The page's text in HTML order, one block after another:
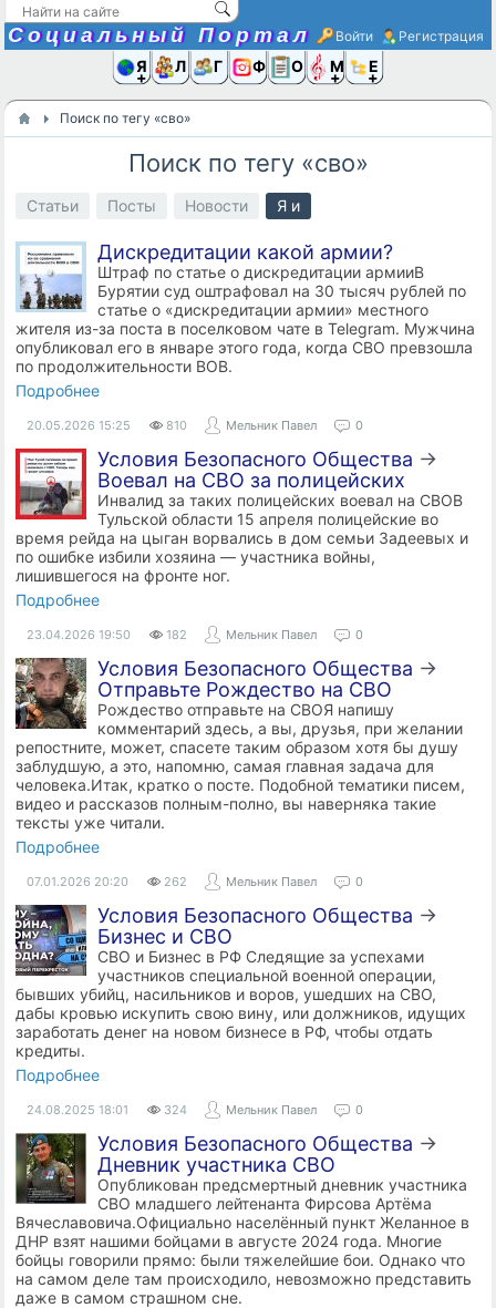
Социальный Портал Войти Регистрация
Я иЛюди
Группы
Фото Ещё
Поиск по тегу «сво»
Поиск по тегу «сво»
Статьи Посты Новости Я и
Дискредитации какой армии?
Штраф по статье о дискредитации армииВ
Бурятии суд оштрафовал на 30 тысяч рублей по
статье о «дискредитации армии» местного
жителя из-за поста в поселковом чате в Telegram. Мужчина
опубликовал его в январе этого года, когда СВО превзошла
по продолжительности ВОВ.
Подробнее
20.05.2026 15:25 810 Мельник Павел 0
Условия Безопасного Общества →
Воевал на СВО за полицейских
Инвалид за таких полицейских воевал на СВОВ
Тульской области 15 апреля полицейские во
время рейда на цыган ворвались в дом семьи Задеевых и
по ошибке избили хозяина — участника войны,
лишившегося на фронте ног.
Подробнее
23.04.2026 19:50 182 Мельник Павел 0
Условия Безопасного Общества →
Отправьте Рождество на СВО
Рождество отправьте на СВОЯ напишу
комментарий здесь, а вы, друзья, при желании
репостните, может, спасете таким образом хотя бы душу
заблудшую, а это, напомню, самая главная задача для
человека.Итак, кратко о посте. Подобной тематики писем,
видео и рассказов полным-полно, вы наверняка такие
тексты уже читали.
Подробнее
07.01.2026 20:20 262 Мельник Павел 0
Условия Безопасного Общества →
Бизнес и СВО
СВО и Бизнес в РФ Следящие за успехами
участников специальной военной операции,
бывших убийц, насильников и воров, ушедших на СВО,
дабы кровью искупить свою вину, или должников, идущих
заработать денег на новом бизнесе в РФ, чтобы отдать
кредиты.
Подробнее
24.08.2025 18:01 324 Мельник Павел 0
Условия Безопасного Общества →
Дневник участника СВО
Опубликован предсмертный дневник участника
СВО младшего лейтенанта Фирсова Артёма
Вячеславовича.Официально населённый пункт Желанное в
ДНР взят нашими бойцами в августе 2024 года. Многие
бойцы говорили прямо: были тяжелейшие бои. Однако что
на самом деле там происходило, невозможно представить
даже в самом страшном сне.